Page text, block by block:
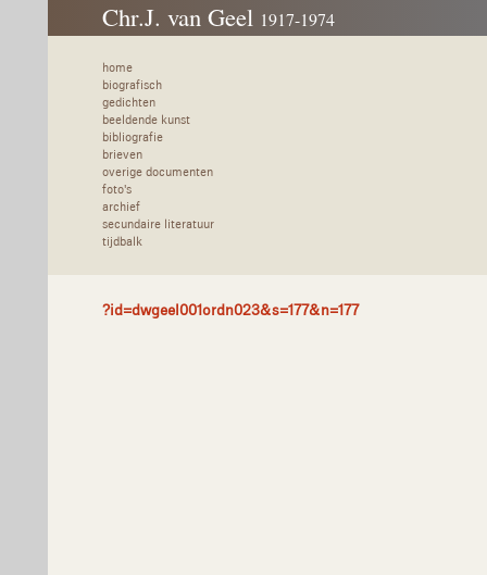
Chr.J. van Geel 1917-1974
home
biografisch
gedichten
beeldende kunst
bibliografie
brieven
overige documenten
foto's
archief
secundaire literatuur
tijdbalk
?id=dwgeel001ordn023&s=177&n=177